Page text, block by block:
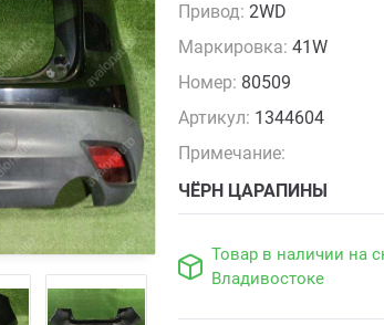
Привод: 2WD
Маркировка: 41W
Номер: 80509
Артикул: 1344604
Примечание:
ЧЁРН ЦАРАПИНЫ
Товар в наличии на
Владивостоке